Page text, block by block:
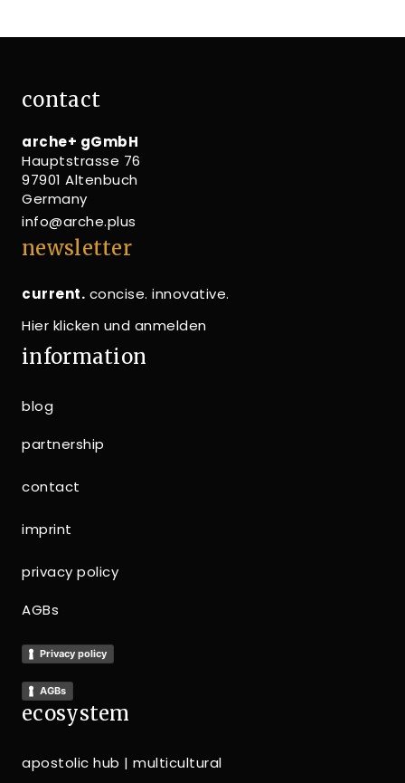
contact
arche+ gGmbH
Hauptstrasse 76
97901 Altenbuch
Germany
info@arche.plus
newsletter
current. concise. innovative.
Hier klicken und anmelden
information
blog
partnership
contact
imprint
privacy policy
AGBs
Privacy policy
AGBs
ecosystem
apostolic hub | multicultural